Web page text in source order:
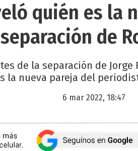
quién es la
de
de la separación de
la nueva pareja del
6 mar 2022, 18:47